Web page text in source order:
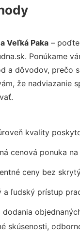
Veľká Paka –
Ponúkame
a dôvodov, prečo
že nadviazanie
kvality
cenová ponuka na
ceny bez
a ľudský prístup
dodania
skúsenosti,